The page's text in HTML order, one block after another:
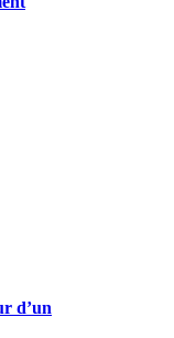
d’un